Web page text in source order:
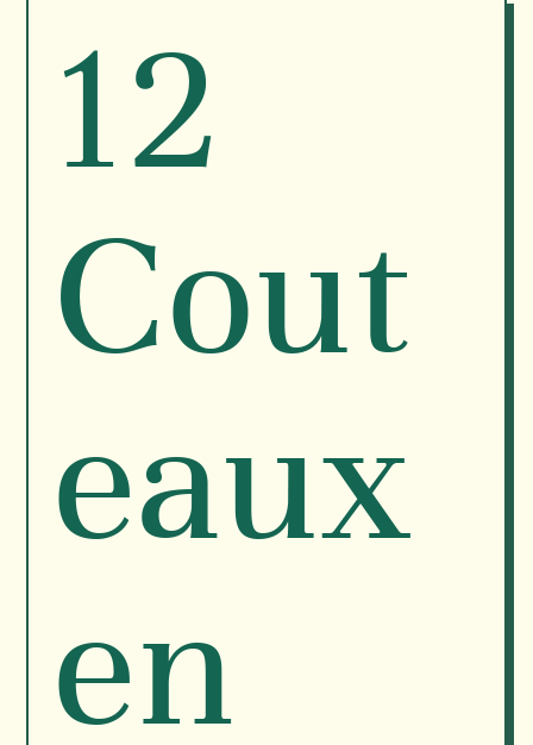
12
Cout
eaux
en